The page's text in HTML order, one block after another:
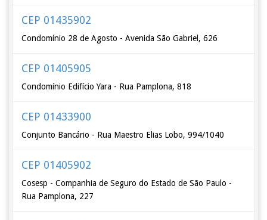
CEP 01435902
Condomínio 28 de Agosto - Avenida São Gabriel, 626
CEP 01405905
Condomínio Edifício Yara - Rua Pamplona, 818
CEP 01433900
Conjunto Bancário - Rua Maestro Elias Lobo, 994/1040
CEP 01405902
Cosesp - Companhia de Seguro do Estado de São Paulo -
Rua Pamplona, 227